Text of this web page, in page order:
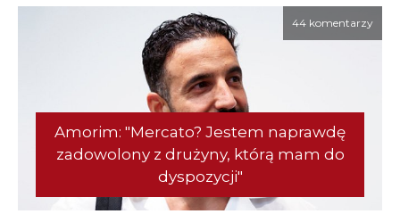
44 komentarzy
Amorim: "Mercato? Jestem naprawdę
zadowolony z drużyny, którą mam do
dyspozycji"